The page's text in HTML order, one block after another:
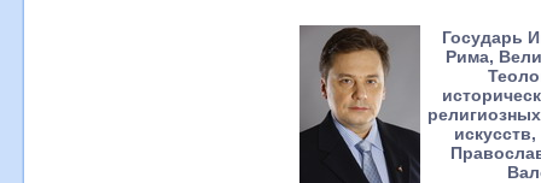
Государь
Рима,